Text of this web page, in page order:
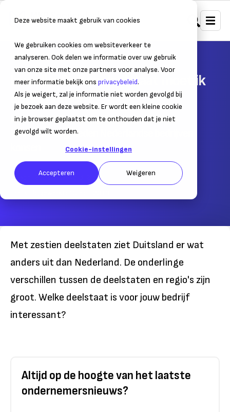
Deze website maakt gebruik van cookies
We gebruiken cookies om websiteverkeer te
analyseren. Ook delen we informatie over uw gebruik
van onze site met onze partners voor analyse. Voor
meer informatie bekijk ons privacybeleid.
Als je weigert, zal je informatie niet worden gevolgd bij
je bezoek aan deze website. Er wordt een kleine cookie
in je browser geplaatst om te onthouden dat je niet
gevolgd wilt worden.
Cookie-instellingen
Accepteren Weigeren
Home Internationaal ondernemen Internationale markten
In welke Duitse deelstaat moet ik
ondernemen?
Noordrijn-Westfalen, Beieren en Baden-
Württemberg bieden Nederlandse bedrijven
16 april 2013– Leestijd:
min.
Met zestien deelstaten ziet Duitsland er wat
anders uit dan Nederland. De onderlinge
verschillen tussen de deelstaten en regio's zijn
groot. Welke deelstaat is voor jouw bedrijf
interessant?
Altijd op de hoogte van het laatste
ondernemersnieuws?